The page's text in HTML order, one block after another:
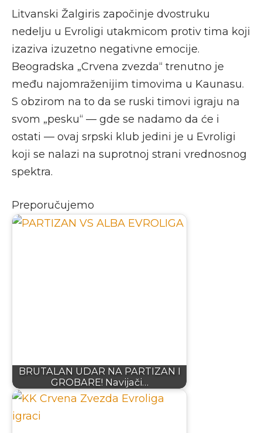
Litvanski Žalgiris započinje dvostruku
nedelju u Evroligi utakmicom protiv tima koji
izaziva izuzetno negativne emocije.
Beogradska „Crvena zvezda“ trenutno je
među najomraženijim timovima u Kaunasu.
S obzirom na to da se ruski timovi igraju na
svom „pesku“ — gde se nadamo da će i
ostati — ovaj srpski klub jedini je u Evroligi
koji se nalazi na suprotnoj strani vrednosnog
spektra.
Preporučujemo
BRUTALAN UDAR NA PARTIZAN I
GROBARE! Navijači…